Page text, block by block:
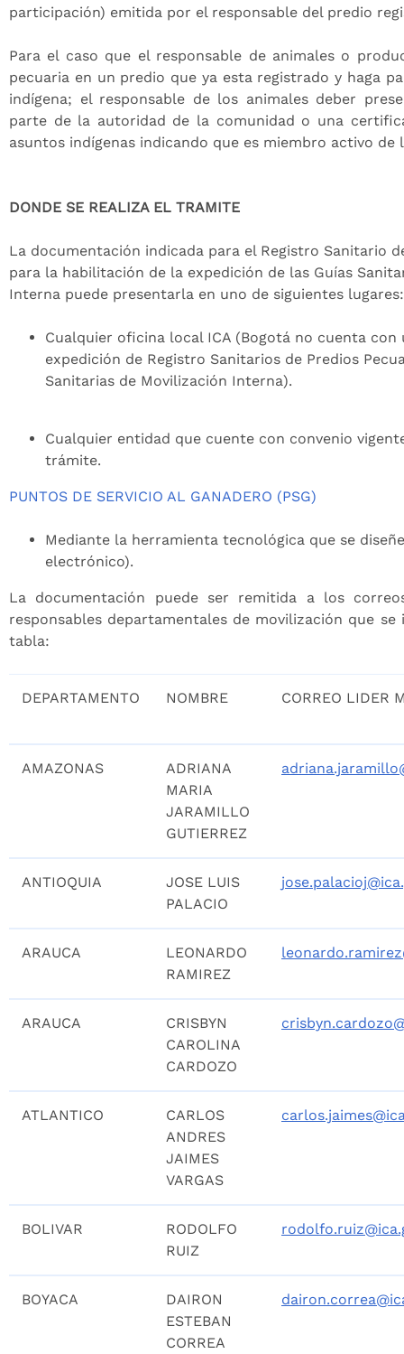
participación) emitida por el responsable del predio
Para el caso que el responsable de animales o
pecuaria en un predio que ya esta registrado y haga
indígena; el responsable de los animales deber
parte de la autoridad de la comunidad o una
asuntos indígenas indicando que es miembro activo
DONDE SE REALIZA EL TRAMITE
La documentación indicada para el Registro Sanitario
para la habilitación de la expedición de las Guías
Interna puede presentarla en uno de siguientes lugares:
Cualquier oficina local ICA (Bogotá no cuenta con
expedición de Registro Sanitarios de Predios
Sanitarias de Movilización Interna).
Cualquier entidad que cuente con convenio
trámite.
PUNTOS DE SERVICIO AL GANADERO (PSG)
Mediante la herramienta tecnológica que se
electrónico).
La documentación puede ser remitida a los
responsables departamentales de movilización que se
tabla:
DEPARTAMENTO NOMBRE CORREO LIDER
AMAZONAS
ADRIANA
MARIA
JARAMILLO
GUTIERREZ
ANTIOQUIA
JOSE LUIS
PALACIO
ARAUCA
LEONARDO
RAMIREZ
ARAUCA
CRISBYN
CAROLINA
CARDOZO
ATLANTICO
CARLOS
ANDRES
JAIMES
VARGAS
BOLIVAR
RODOLFO
RUIZ
BOYACA
DAIRON
ESTEBAN
CORREA